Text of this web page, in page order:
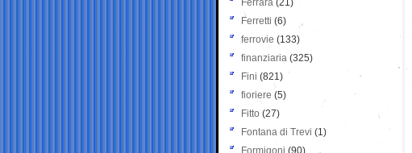
Ferrara (21)
Ferretti (6)
ferrovie (133)
finanziaria (325)
Fini (821)
fioriere (5)
Fitto (27)
Fontana di Trevi (1)
Formigoni (90)